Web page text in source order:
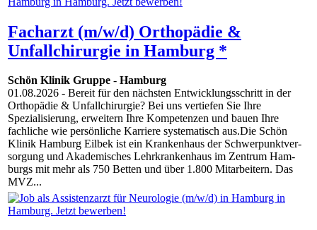
Facharzt (m/w/d) Orthopädie &
Unfallchirurgie in Hamburg *
Schön Klinik Gruppe - Hamburg
01.08.2026 - Bereit für den nächsten Entwicklungsschritt in der
Orthopädie & Unfallchirurgie? Bei uns vertiefen Sie Ihre
Spezialisierung, erweitern Ihre Kompetenzen und bauen Ihre
fachliche wie persönliche Karriere systematisch aus.Die Schön
Klinik Hamburg Eilbek ist ein Kran­ken­haus der Schwer­punkt­ver­
sor­gung und Akademisches Lehr­kran­ken­haus im Zen­trum Ham­
burgs mit mehr als 750 Bet­ten und über 1.800 Mit­ar­bei­tern. Das
MVZ...